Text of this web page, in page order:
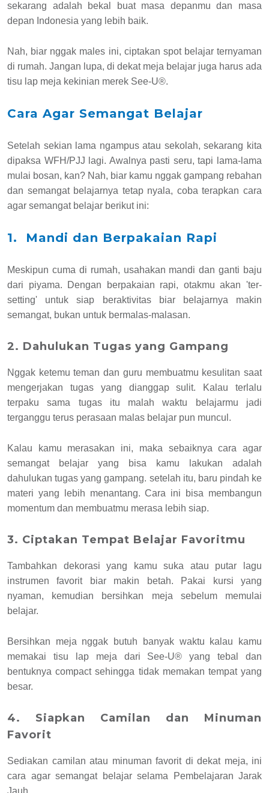
sekarang adalah bekal buat masa depanmu dan masa
depan Indonesia yang lebih baik.
Nah, biar nggak males ini, ciptakan spot belajar ternyaman
di rumah. Jangan lupa, di dekat meja belajar juga harus ada
tisu lap meja kekinian merek See-U®.
Cara Agar Semangat Belajar
Setelah sekian lama ngampus atau sekolah, sekarang kita
dipaksa WFH/PJJ lagi. Awalnya pasti seru, tapi lama-lama
mulai bosan, kan? Nah, biar kamu nggak gampang rebahan
dan semangat belajarnya tetap nyala, coba terapkan cara
agar semangat belajar berikut ini:
1. Mandi dan Berpakaian Rapi
Meskipun cuma di rumah, usahakan mandi dan ganti baju
dari piyama. Dengan berpakaian rapi, otakmu akan 'ter-
setting' untuk siap beraktivitas biar belajarnya makin
semangat, bukan untuk bermalas-malasan.
2. Dahulukan Tugas yang Gampang
Nggak ketemu teman dan guru membuatmu kesulitan saat
mengerjakan tugas yang dianggap sulit. Kalau terlalu
terpaku sama tugas itu malah waktu belajarmu jadi
terganggu terus perasaan malas belajar pun muncul.
Kalau kamu merasakan ini, maka sebaiknya cara agar
semangat belajar yang bisa kamu lakukan adalah
dahulukan tugas yang gampang. setelah itu, baru pindah ke
materi yang lebih menantang. Cara ini bisa membangun
momentum dan membuatmu merasa lebih siap.
3. Ciptakan Tempat Belajar Favoritmu
Tambahkan dekorasi yang kamu suka atau putar lagu
instrumen favorit biar makin betah. Pakai kursi yang
nyaman, kemudian bersihkan meja sebelum memulai
belajar.
Bersihkan meja nggak butuh banyak waktu kalau kamu
memakai tisu lap meja dari See-U® yang tebal dan
bentuknya compact sehingga tidak memakan tempat yang
besar.
4. Siapkan Camilan dan Minuman
Favorit
Sediakan camilan atau minuman favorit di dekat meja, ini
cara agar semangat belajar selama Pembelajaran Jarak